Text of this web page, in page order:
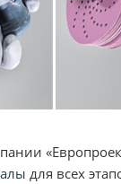
для всех